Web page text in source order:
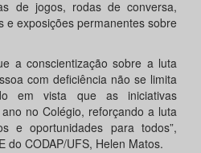
de jogos, rodas de conversa,
e exposições permanentes sobre
a conscientização sobre a luta
com deficiência não se limita
em vista que as iniciativas
no Colégio, reforçando a luta
e oportunidades para todos”,
do CODAP/UFS, Helen Matos.